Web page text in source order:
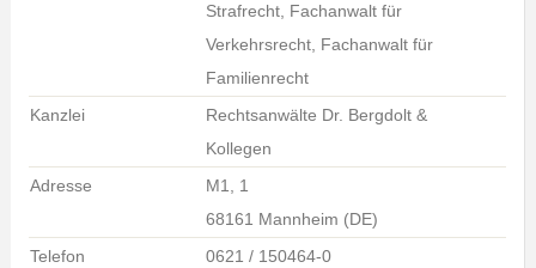
Strafrecht, Fachanwalt für
Verkehrsrecht, Fachanwalt für
Familienrecht
Kanzlei
Rechtsanwälte Dr. Bergdolt &
Kollegen
Adresse
M1, 1
68161 Mannheim (DE)
Telefon
0621 / 150464-0